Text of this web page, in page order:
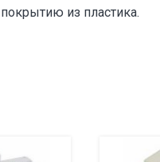
покрытию из пластика.